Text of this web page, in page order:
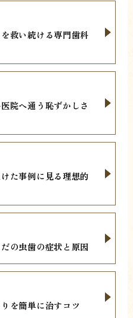
救い続ける専門歯科
院へ通う恥ずかしさ
た事例に見る理想的
の虫歯の症状と原因
を簡単に治すコツ